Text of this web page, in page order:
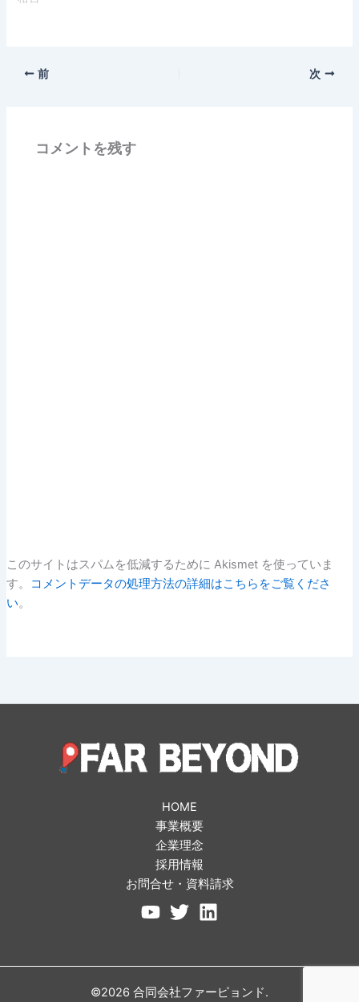
前 次
コメントを残す
このサイトはスパムを低減するために Akismet を使っていま
す。
コメントデータの処理方法の詳細はこちらをご覧くださ
い。
HOME
事業概要
企業理念
採用情報
お問合せ・資料請求
©2026 合同会社ファーピョンド.